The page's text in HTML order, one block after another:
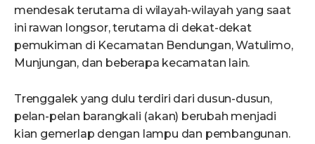
mendesak terutama di wilayah-wilayah yang saat
ini rawan longsor, terutama di dekat-dekat
pemukiman di Kecamatan Bendungan, Watulimo,
Munjungan, dan beberapa kecamatan lain.
Trenggalek yang dulu terdiri dari dusun-dusun,
pelan-pelan barangkali (akan) berubah menjadi
kian gemerlap dengan lampu dan pembangunan.